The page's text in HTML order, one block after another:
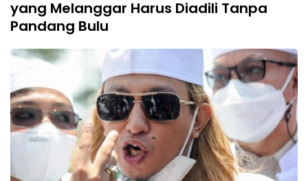
yang Melanggar Harus Diadili Tanpa
Pandang Bulu